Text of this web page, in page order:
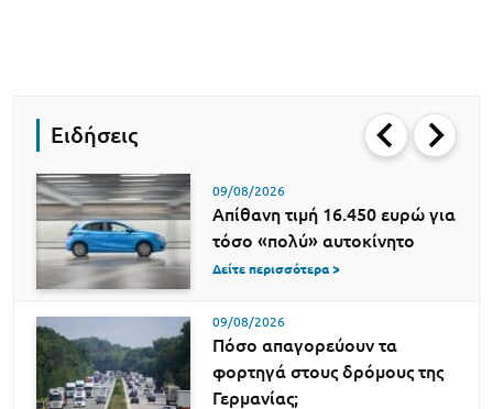
Ειδήσεις
09/08/2026
Απίθανη τιμή 16.450 ευρώ για
τόσο «πολύ» αυτοκίνητο
Δείτε περισσότερα >
09/08/2026
Πόσο απαγορεύουν τα
φορτηγά στους δρόμους της
Γερμανίας;